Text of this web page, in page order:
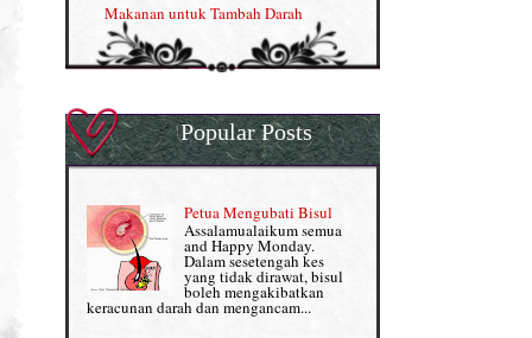
OMEGA GUARD
Omega Guard: EPA & DHA for kids
OSTEMATRIX
Pantang Larang dalam Pengambilan
Vitamin
Persediaan Haji & Umrah
Review Part 1: Shaklee bagus ke?
Review Part 2: Shaklee's Slimming Set
Makanan untuk Tambah Darah
Masalah HB rendah?
Normal VS Czer
Pemakanan Semasa Hamil
Penyusuan Bayi
Perkembangan Minda Bayi
Supplement untuk Kehamilan
Popular Posts
Petua Mengubati Bisul
Assalamualaikum semua
and Happy Monday.
Dalam sesetengah kes
yang tidak dirawat, bisul
boleh mengakibatkan
keracunan darah dan mengancam...